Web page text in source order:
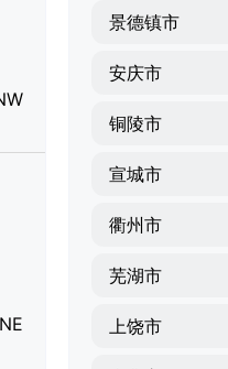
景德镇市
安庆市
铜陵市
宣城市
衢州市
芜湖市
上饶市